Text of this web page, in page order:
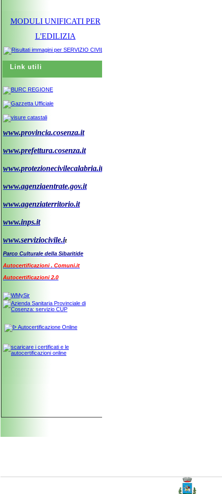
MODULI UNIFICATI PER
L'EDILIZIA
Link utili
www.provincia.cosenza.it
www.prefettura.cosenza.it
www.protezionecivilecalabria.it
www.agenziaentrate.gov.it
www.agenziaterritorio.it
www.inps.it
www.serviziocivile.it
Parco Culturale della Sibaritide
Autocertificazioni . Comuni.it
Autocertificazioni 2.0